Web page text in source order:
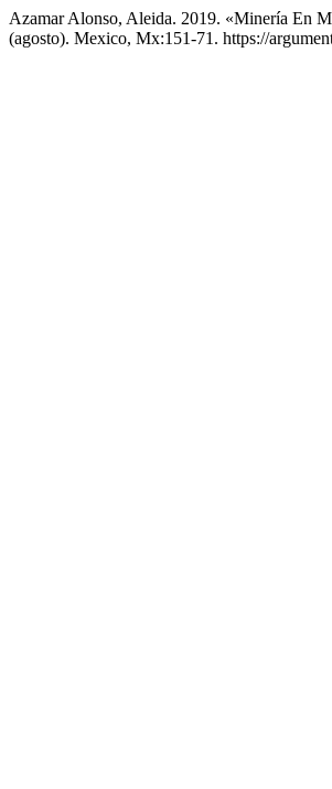
Azamar Alonso, Aleida. 2019. «Minería En
(agosto). Mexico, Mx:151-71. https://